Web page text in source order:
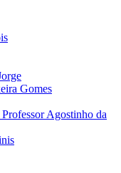
Gomes
Agostinho da